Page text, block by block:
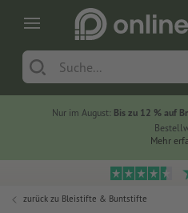
Nur im August: Bis zu 12 % auf
Mehr
zurück zu Bleistifte & Buntstifte